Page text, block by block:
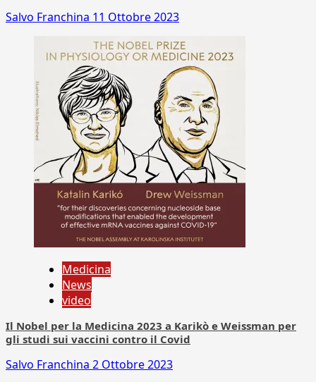
Salvo Franchina 11 Ottobre 2023
Medicina
News
video
Il Nobel per la Medicina 2023 a Karikò e Weissman per
gli studi sui vaccini contro il Covid
Salvo Franchina 2 Ottobre 2023